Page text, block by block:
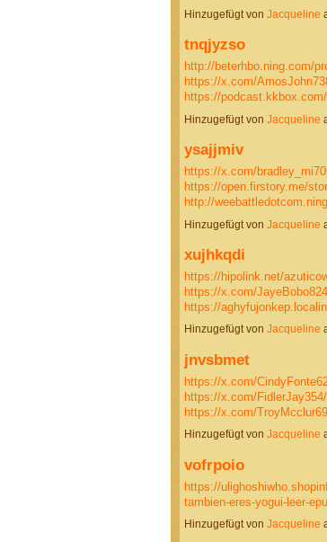
Hinzugefügt von Jacqueline
tnqjyzso
http://beterhbo.ning.com/
https://x.com/
https://
Hinzugefügt von Jacqueline
ysajjmiv
https://x.com/
https://open.firstory.me/
http://
Hinzugefügt von Jacqueline
xujhkqdi
https://hipolink.net/
https://x.com/
https://
Hinzugefügt von Jacqueline
jnvsbmet
https://x.com/
https://x.com/
https://x.com/
Hinzugefügt von Jacqueline
vofrpoio
https://
tambien-eres-yogui-leer-
Hinzugefügt von Jacqueline